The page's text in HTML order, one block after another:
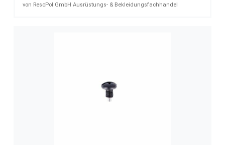
von RescPol GmbH Ausrüstungs- & Bekleidungsfachhandel